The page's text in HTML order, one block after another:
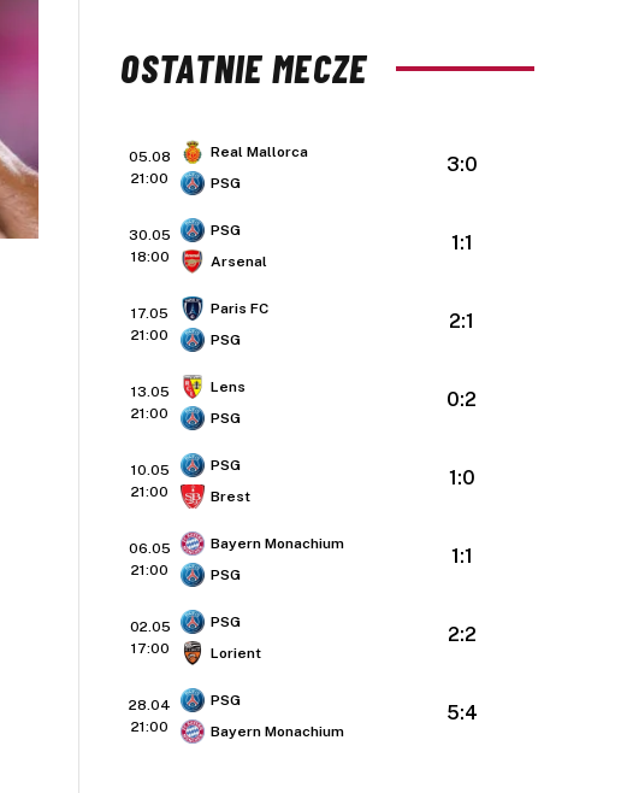
OSTATNIE MECZE
05.08
21:00
Real Mallorca
PSG
3:0
30.05
18:00
PSG
Arsenal
1:1
17.05
21:00
Paris FC
PSG
2:1
13.05
21:00
Lens
PSG
0:2
10.05
21:00
PSG
Brest
1:0
06.05
21:00
Bayern Monachium
PSG
1:1
02.05
17:00
PSG
Lorient
2:2
28.04
21:00
PSG
Bayern Monachium
5:4